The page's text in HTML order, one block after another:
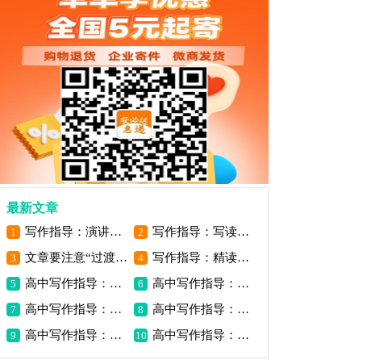
最新文章
1 写作指导：演讲稿与作文跟讲话稿的区别 2 写作指导：写读后感要掌握基本的方法
3 文章要注意“过渡”与“照应” 4 写作指导：精读是写好读后感的基础
5 高中写作指导：探异寻奇立意 6 高中写作指导：以小见大立意
7 高中写作指导：写作空间拓展 8 高中写作指导：题意作文审题
9 高中写作指导：话题作文审题 10 高中写作指导：掌握作文策略